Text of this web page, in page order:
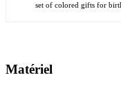
set of colored gifts for
Matériel